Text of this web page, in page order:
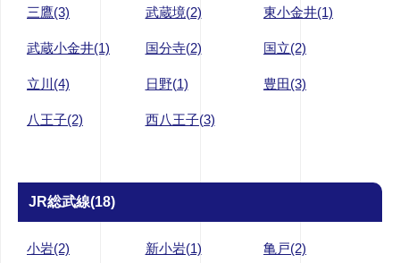
三鷹(3) 武蔵境(2) 東小金井(1)
武蔵小金井(1) 国分寺(2) 国立(2)
立川(4) 日野(1) 豊田(3)
八王子(2) 西八王子(3)
JR総武線(18)
小岩(2) 新小岩(1) 亀戸(2)